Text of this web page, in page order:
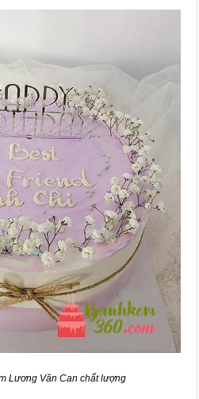
Lương Văn Can chất lượng